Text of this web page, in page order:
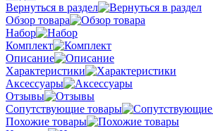
Вернуться в раздел
Обзор товара
Набор
Комплект
Описание
Характеристики
Аксессуары
Отзывы
Сопутствующие товары
Похожие товары